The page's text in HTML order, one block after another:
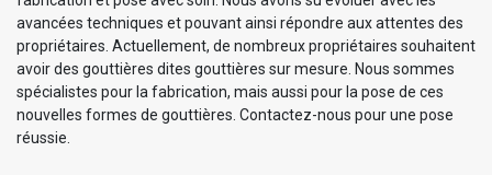
avancées techniques et pouvant ainsi répondre aux attentes des
propriétaires. Actuellement, de nombreux propriétaires souhaitent
avoir des gouttières dites gouttières sur mesure. Nous sommes
spécialistes pour la fabrication, mais aussi pour la pose de ces
nouvelles formes de gouttières. Contactez-nous pour une pose
réussie.